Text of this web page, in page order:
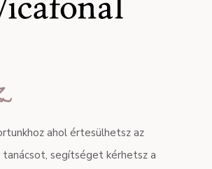
ahol értesülhetsz az
tanácsot, segítséget kérhetsz a